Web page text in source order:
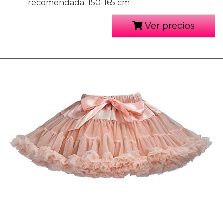
recomendada: 150-165 cm
Ver precios